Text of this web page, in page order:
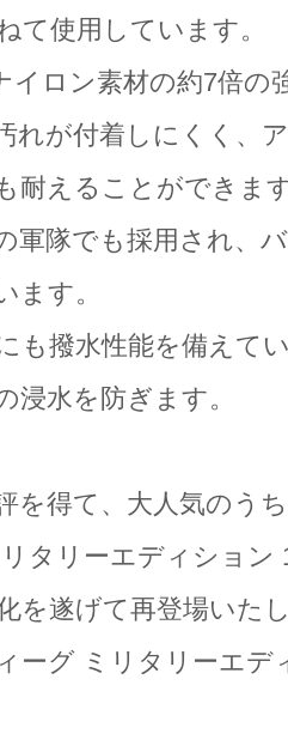
て使用しています。
イロン素材の約7倍の
れが付着しにくく、
耐えることができま
軍隊でも採用され、
ます。
も撥水性能を備えて
浸水を防ぎます。
を得て、大人気のう
タリーエディション
を遂げて再登場いた
ーグ ミリタリーエデ